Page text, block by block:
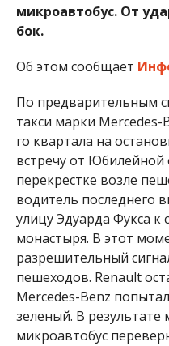
микроавтобус. От
бок.
Об этом сообщает
По предварительным
такси марки Mercedes-
го квартала на
встречу от Юбилейной
перекрестке возле
водитель последнего
улицу Эдуарда Фукса к
монастыря. В этот
разрешительный
пешеходов. Renault
Mercedes-Benz
зеленый. В
микроавтобус